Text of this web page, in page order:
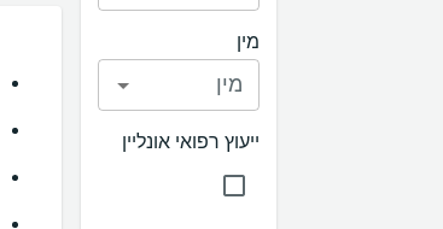
מין
מין
ייעוץ רפואי אונליין